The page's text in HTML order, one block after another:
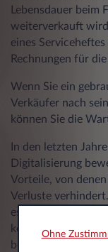
Lebensdauer beim
weiterverkauft
eines
Rechnungen für
Wenn Sie ein
Verkäufer nach
können Sie die
In den letzten
Digitalisierung
Vorteile, von
Verluste
es mit bestimmten
kombinieren, um
bevorstehenden
Ohne